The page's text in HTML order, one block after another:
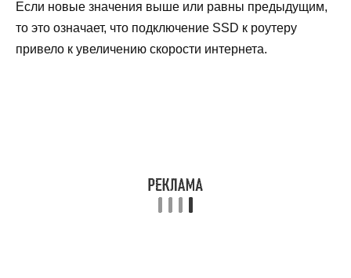
Если новые значения выше или равны предыдущим,
то это означает, что подключение SSD к роутеру
привело к увеличению скорости интернета.